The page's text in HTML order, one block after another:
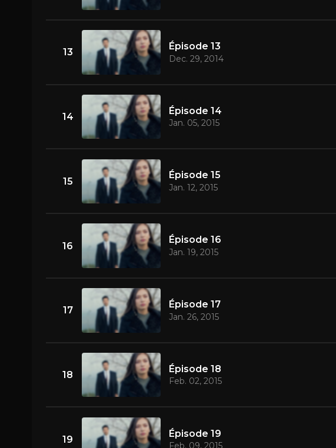
13
Épisode 13
Dec. 29, 2014
14
Épisode 14
Jan. 05, 2015
15
Épisode 15
Jan. 12, 2015
16
Épisode 16
Jan. 19, 2015
17
Épisode 17
Jan. 26, 2015
18
Épisode 18
Feb. 02, 2015
19
Épisode 19
Feb. 09, 2015